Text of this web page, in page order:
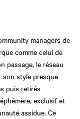
managers de
comme celui de
passage, le réseau
son style presque
puis retirés
exclusif et
assidue. Ce